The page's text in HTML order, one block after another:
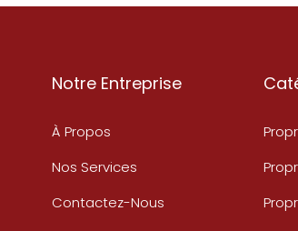
Notre Entreprise
À Propos
Nos Services
Contactez-Nous